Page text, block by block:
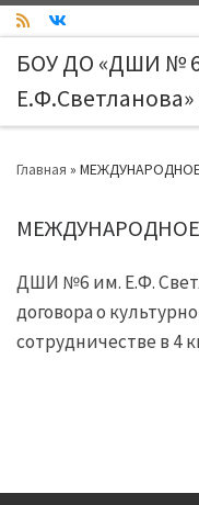
Skip to content
БОУ ДО «ДШИ №
Е.Ф.Светланова»
Главная »
ДШИ №6 им. Е.Ф.
договора о
сотрудничестве в 4